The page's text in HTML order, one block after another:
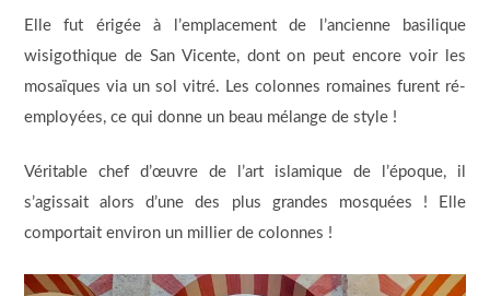
Elle fut érigée à l’emplacement de l’ancienne basilique
wisigothique de San Vicente, dont on peut encore voir les
mosaïques via un sol vitré. Les colonnes romaines furent ré-
employées, ce qui donne un beau mélange de style !
Véritable chef d’œuvre de l’art islamique de l’époque, il
s’agissait alors d’une des plus grandes mosquées ! Elle
comportait environ un millier de colonnes !